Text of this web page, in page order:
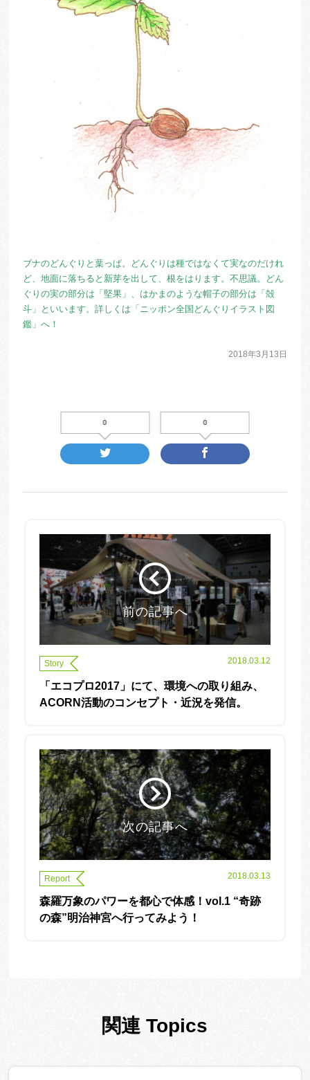
ブナのどんぐりと葉っぱ。どんぐりは種ではなくて実なのだけれ
ど、地面に落ちると新芽を出して、根をはります。不思議。どん
ぐりの実の部分は「堅果」、はかまのような帽子の部分は「殻
斗」といいます。詳しくは 「ニッポン全国どんぐりイラスト図
鑑」へ！
2018年3月13日
0 0
前の記事へ
Story 2018.03.12
「エコプロ2017」にて、環境への取り組み、
ACORN活動のコンセプト・近況を発信。
次の記事へ
Report 2018.03.13
森羅万象のパワーを都心で体感！vol.1 “奇跡
の森”明治神宮へ行ってみよう！
関連 Topics